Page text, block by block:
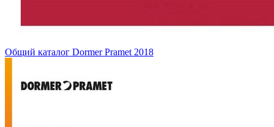
Общий каталог Dormer Pramet 2018